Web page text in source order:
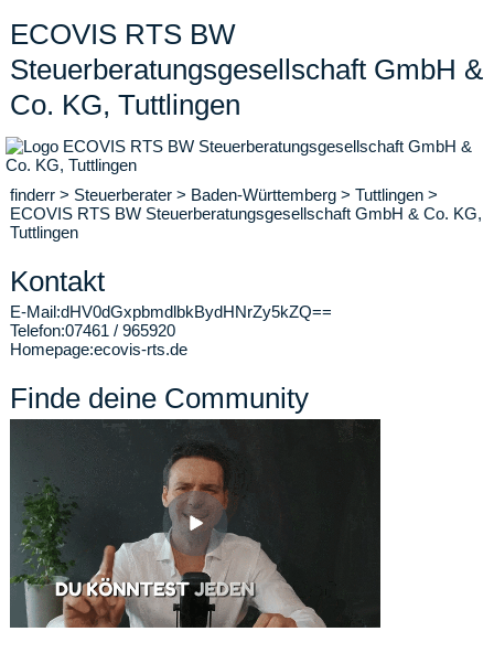
ECOVIS RTS BW
Steuerberatungsgesellschaft GmbH &
Co. KG, Tuttlingen
finderr > Steuerberater > Baden-Württemberg > Tuttlingen >
ECOVIS RTS BW Steuerberatungsgesellschaft GmbH & Co. KG,
Tuttlingen
Kontakt
E-Mail:dHV0dGxpbmdlbkBydHNrZy5kZQ==
Telefon:07461 / 965920
Homepage:ecovis-rts.de
Finde deine Community